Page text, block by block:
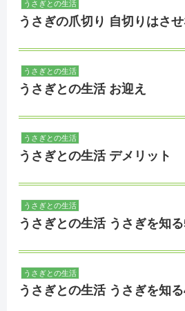
うさぎとの生活
うさぎの爪切り 自切りはさせ
うさぎとの生活
うさぎとの生活 お迎え
うさぎとの生活
うさぎとの生活 デメリット
うさぎとの生活
うさぎとの生活 うさぎを知
うさぎとの生活
うさぎとの生活 うさぎを知